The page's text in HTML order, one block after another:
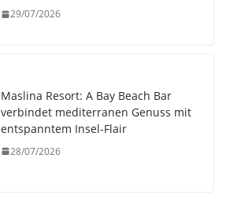
29/07/2026
Maslina Resort: A Bay Beach Bar
verbindet mediterranen Genuss mit
entspanntem Insel-Flair
28/07/2026